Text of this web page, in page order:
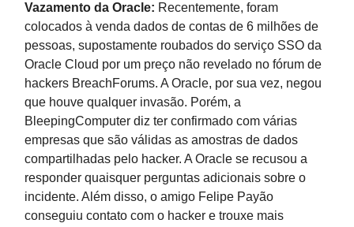
Vazamento da Oracle: Recentemente, foram
colocados à venda dados de contas de 6 milhões de
pessoas, supostamente roubados do serviço SSO da
Oracle Cloud por um preço não revelado no fórum de
hackers BreachForums. A Oracle, por sua vez, negou
que houve qualquer invasão. Porém, a
BleepingComputer diz ter confirmado com várias
empresas que são válidas as amostras de dados
compartilhadas pelo hacker. A Oracle se recusou a
responder quaisquer perguntas adicionais sobre o
incidente. Além disso, o amigo Felipe Payão
conseguiu contato com o hacker e trouxe mais